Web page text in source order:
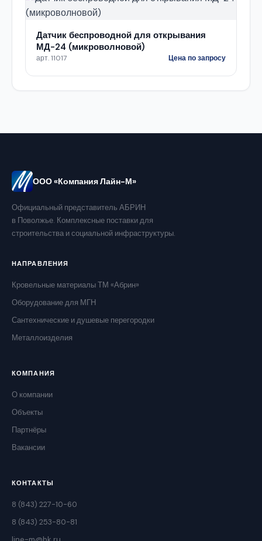
Датчик беспроводной для открывания
МД-24 (микроволновой)
арт. 11017 Цена по запросу
ООО «Компания Лайн-М»
Официальный представитель АБРИН
в Поволжье. Комплексные поставки для
строительства и социальной инфраструктуры.
НАПРАВЛЕНИЯ
Кровельные материалы ТМ «Абрин»
Оборудование для МГН
Сантехнические и душевые перегородки
Металлоизделия
КОМПАНИЯ
О компании
Объекты
Партнёры
Вакансии
КОНТАКТЫ
8 (843) 227-10-60
8 (843) 253-80-81